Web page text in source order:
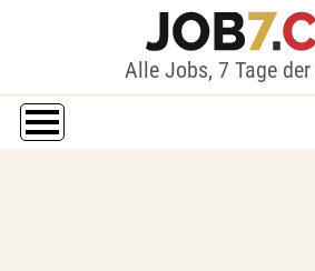
Alle Jobs, 7 Tage der